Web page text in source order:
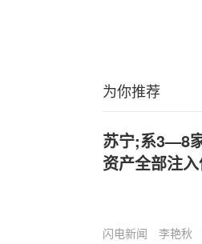
为你推荐
苏宁;系3—8
资产全部注
闪电新闻 李艳秋